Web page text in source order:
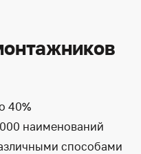
40%
наименований
способами